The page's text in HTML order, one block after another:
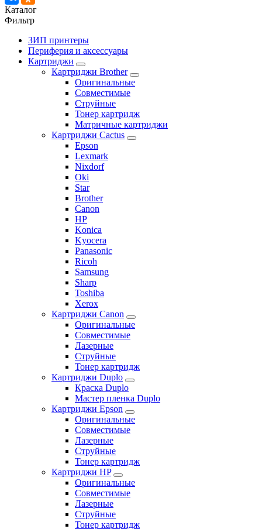
Каталог
Фильтр
ЗИП принтеры
Периферия и аксессуары
Картриджи
Картриджи Brother
Оригинальные
Совместимые
Струйные
Тонер картридж
Матричные картриджи
Картриджи Cactus
Epson
Lexmark
Nixdorf
Oki
Star
Brother
Canon
HP
Konica
Kyocera
Panasonic
Ricoh
Samsung
Sharp
Toshiba
Xerox
Картриджи Canon
Оригинальные
Совместимые
Лазерные
Струйные
Тонер картридж
Картриджи Duplo
Краска Duplo
Мастер пленка Duplo
Картриджи Epson
Оригинальные
Совместимые
Лазерные
Струйные
Тонер картридж
Картриджи HP
Оригинальные
Совместимые
Лазерные
Струйные
Тонер картридж